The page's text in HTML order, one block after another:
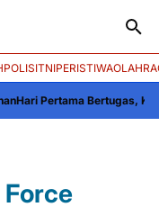
POLISITNIPERISTIWA
Bertugas,